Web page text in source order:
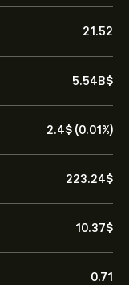
21.52
5.54B‎$‎
2.4‎$‎ (0.01%)
223.24‎$‎
10.37‎$‎
0.71